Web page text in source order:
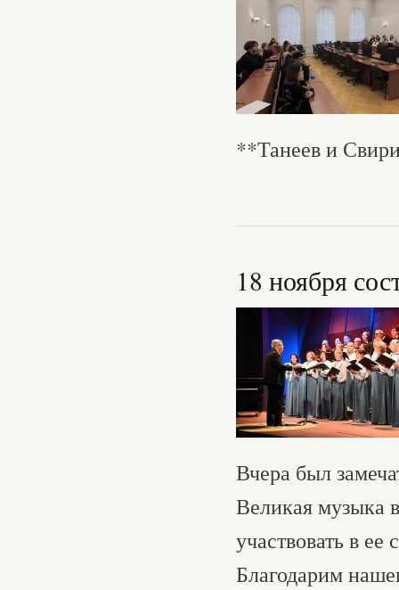
**Танеев и
18 ноября
Вчера был
Великая музыка
участвовать в ее
Благодарим